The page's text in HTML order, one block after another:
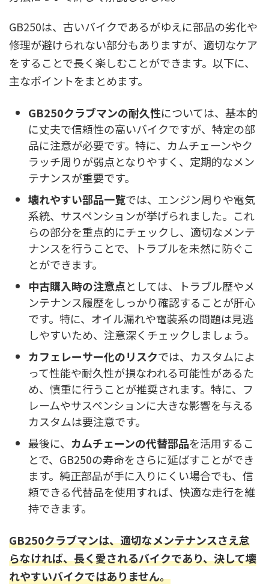
GB250は、古いバイクであるがゆえに部品の劣化や
修理が避けられない部分もありますが、適切なケア
をすることで長く楽しむことができます。以下に、
主なポイントをまとめます。
GB250クラブマンの耐久性については、基本的
に丈夫で信頼性の高いバイクですが、特定の部
品に注意が必要です。特に、カムチェーンやク
ラッチ周りが弱点となりやすく、定期的なメン
テナンスが重要です。
壊れやすい部品一覧では、エンジン周りや電気
系統、サスペンションが挙げられました。これ
らの部分を重点的にチェックし、適切なメンテ
ナンスを行うことで、トラブルを未然に防ぐこ
とができます。
中古購入時の注意点としては、トラブル歴やメ
ンテナンス履歴をしっかり確認することが肝心
です。特に、オイル漏れや電装系の問題は見逃
しやすいため、注意深くチェックしましょう。
カフェレーサー化のリスクでは、カスタムによ
って性能や耐久性が損なわれる可能性があるた
め、慎重に行うことが推奨されます。特に、フ
レームやサスペンションに大きな影響を与える
カスタムは要注意です。
最後に、 カムチェーンの代替部品を活用するこ
とで、GB250の寿命をさらに延ばすことができ
ます。純正部品が手に入りにくい場合でも、信
頼できる代替品を使用すれば、快適な走行を維
持できます。
GB250クラブマンは、適切なメンテナンスさえ怠
らなければ、長く愛されるバイクであり、決して壊
れやすいバイクではありません。